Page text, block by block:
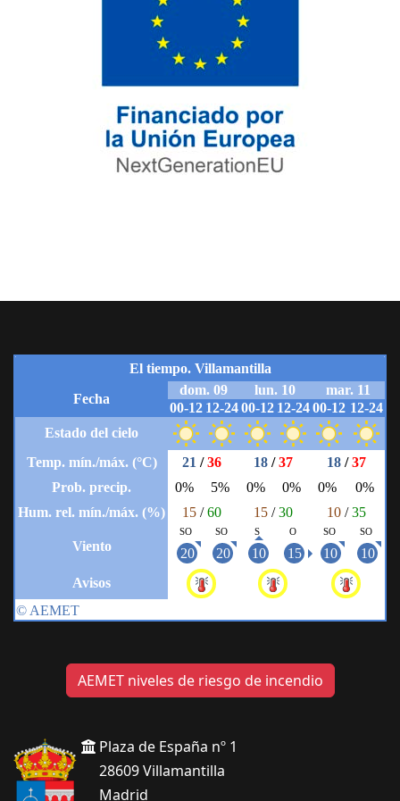
AEMET niveles de riesgo de incendio
Plaza de España nº 1
28609 Villamantilla
Madrid